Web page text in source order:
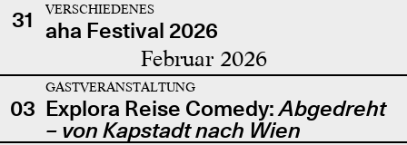
31
VERSCHIEDENES
aha Festival 2026
Februar 2026
03
GASTVERANSTALTUNG
Explora Reise Comedy:Abgedreht
– von Kapstadt nach Wien